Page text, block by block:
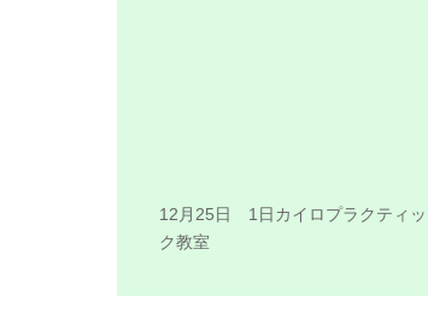
12月25日 1日カイロプラクティッ
ク教室